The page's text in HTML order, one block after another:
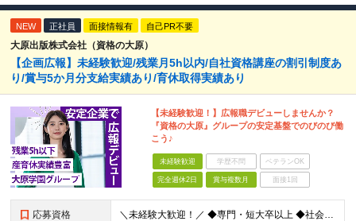
NEW 正社員 面接情報有 自己PR不要
大原出版株式会社（資格の大原）
【企画広報】未経験歓迎/残業月5h以内/自社資格講座の割引制度あ
り/賞与5か月分支給実績あり/育休取得実績あり
【未経験歓迎！】広報職デビューしませんか？
『資格の大原』グループの安定基盤でのびのび働
こう♪
未経験歓迎 学歴不問 ベテランOK
完全週休2日 賞与複数月 面接1回
応募資格 ＼未経験大歓迎！／ ◆専門・短大卒以上 ◆社会人経験がある方 いろいろやってみたい！という意欲があればOK◎